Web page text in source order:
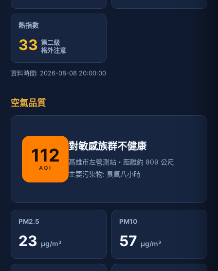
熱指數
33 第二級
格外注意
資料時間: 2026-08-08 20:00:00
空氣品質
112
AQI
對敏感族群不健康
高雄市左營測站・距離約 809 公尺
主要污染物: 臭氧八小時
PM2.5
23 μg/m³
PM10
57 μg/m³